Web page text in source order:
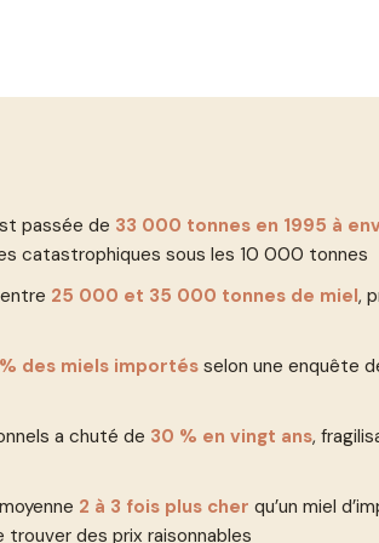
passée de 33 000 tonnes en 1995 à
catastrophiques sous les 10 000 tonnes
25 000 et 35 000 tonnes de miel,
des miels importésselon une enquête
a chuté de 30 % en vingt ans,
2 à 3 fois plus cher qu’un miel
des prix raisonnables